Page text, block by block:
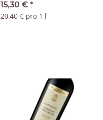
DOC
15,30 € *
20,40 € pro 1 l